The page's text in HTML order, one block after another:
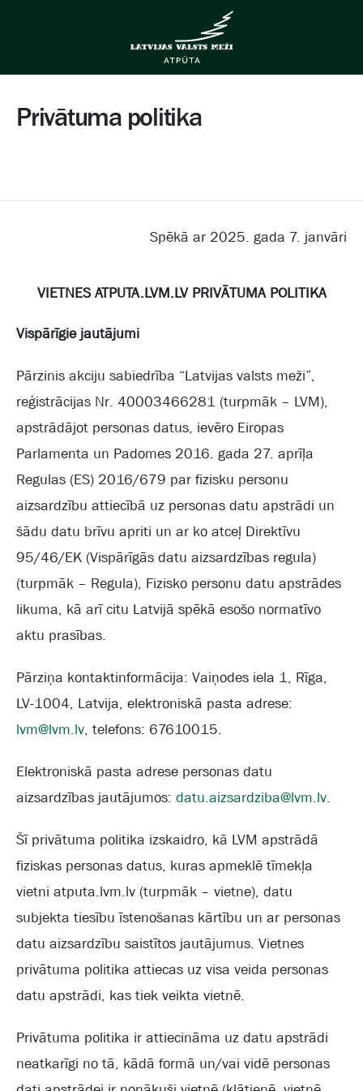
Privātuma politika
Spēkā ar 2025. gada 7. janvāri
VIETNES ATPUTA.LVM.LV PRIVĀTUMA POLITIKA
Vispārīgie jautājumi
Pārzinis akciju sabiedrība “Latvijas valsts meži”,
reģistrācijas Nr. 40003466281 (turpmāk – LVM),
apstrādājot personas datus, ievēro Eiropas
Parlamenta un Padomes 2016. gada 27. aprīļa
Regulas (ES) 2016/679 par fizisku personu
aizsardzību attiecībā uz personas datu apstrādi un
šādu datu brīvu apriti un ar ko atceļ Direktīvu
95/46/EK (Vispārīgās datu aizsardzības regula)
(turpmāk – Regula), Fizisko personu datu apstrādes
likuma, kā arī citu Latvijā spēkā esošo normatīvo
aktu prasības.
Pārziņa kontaktinformācija: Vaiņodes iela 1, Rīga,
LV-1004, Latvija, elektroniskā pasta adrese:
lvm@lvm.lv, telefons: 67610015.
Elektroniskā pasta adrese personas datu
aizsardzības jautājumos: datu.aizsardziba@lvm.lv.
Šī privātuma politika izskaidro, kā LVM apstrādā
fiziskas personas datus, kuras apmeklē tīmekļa
vietni atputa.lvm.lv (turpmāk – vietne), datu
subjekta tiesību īstenošanas kārtību un ar personas
datu aizsardzību saistītos jautājumus. Vietnes
privātuma politika attiecas uz visa veida personas
datu apstrādi, kas tiek veikta vietnē.
Privātuma politika ir attiecināma uz datu apstrādi
neatkarīgi no tā, kādā formā un/vai vidē personas